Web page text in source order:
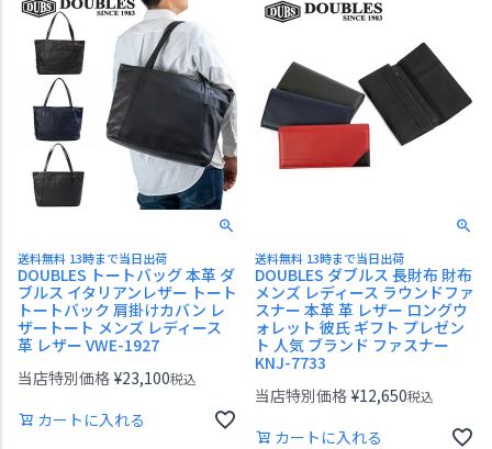
送料無料 13時まで当日出荷
DOUBLES トートバッグ 本革 ダ
ブルス イタリアンレザー トート
トートバック 肩掛けカバン レ
ザートート メンズ レディース
革 レザー VWE-1927
当店特別価格 ¥23,100税込
カートに入れる
送料無料 13時まで当日出荷
DOUBLES ダブルス 長財布 財布
メンズ レディース ラウンドファ
スナー 本革 革 レザー ロングウ
ォレット 彼氏 ギフト プレゼン
ト 人気 ブランド ファスナー
KNJ-7733
当店特別価格 ¥12,650税込
カートに入れる